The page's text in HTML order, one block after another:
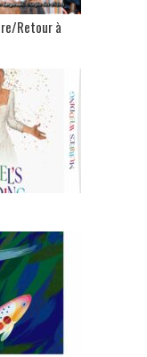
Retour à